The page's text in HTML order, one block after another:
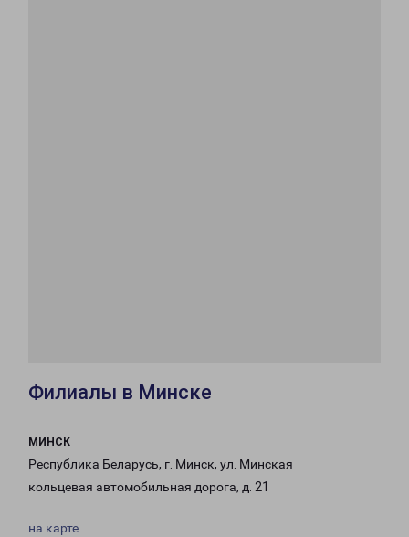
Филиалы в Минске
МИНСК
Республика Беларусь, г. Минск, ул. Минская
кольцевая автомобильная дорога, д. 21
на карте